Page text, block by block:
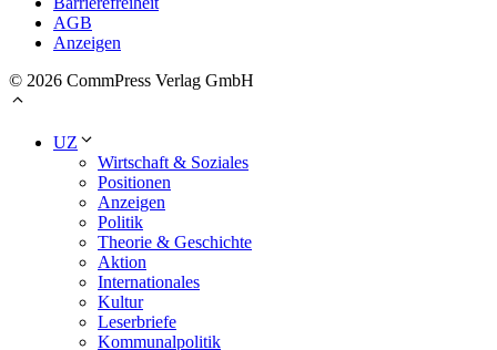
AGB
Anzeigen
© 2026 CommPress Verlag GmbH
UZ
Wirtschaft & Soziales
Positionen
Anzeigen
Politik
Theorie & Geschichte
Aktion
Internationales
Kultur
Leserbriefe
Kommunalpolitik